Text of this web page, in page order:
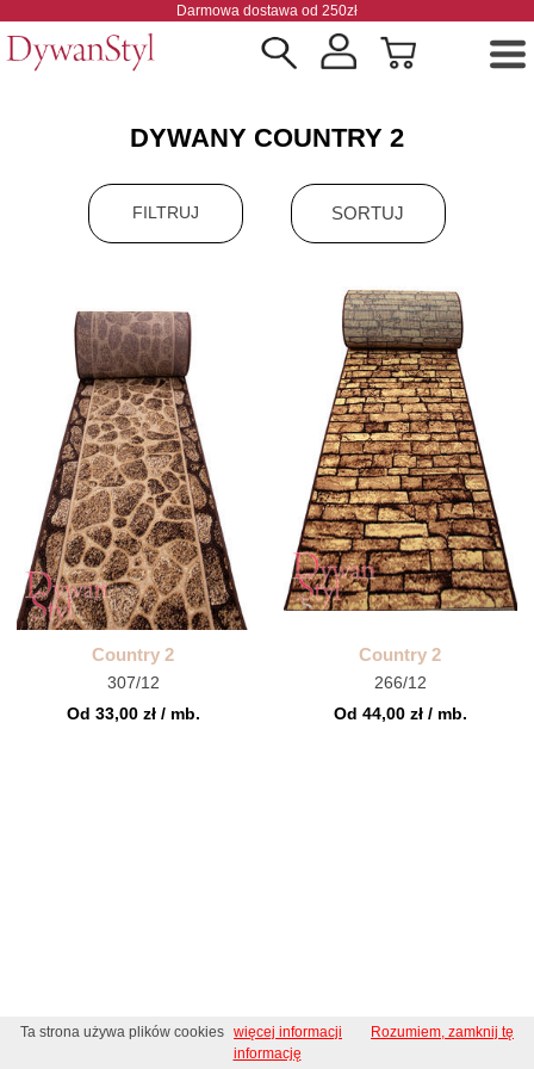
Darmowa dostawa od 250zł
DYWANY COUNTRY 2
FILTRUJ SORTUJ
Country 2
307/12
Od 33,00 zł / mb.
Country 2
266/12
Od 44,00 zł / mb.
Ta strona używa plików cookies więcej informacji
Rozumiem, zamknij tę
informację